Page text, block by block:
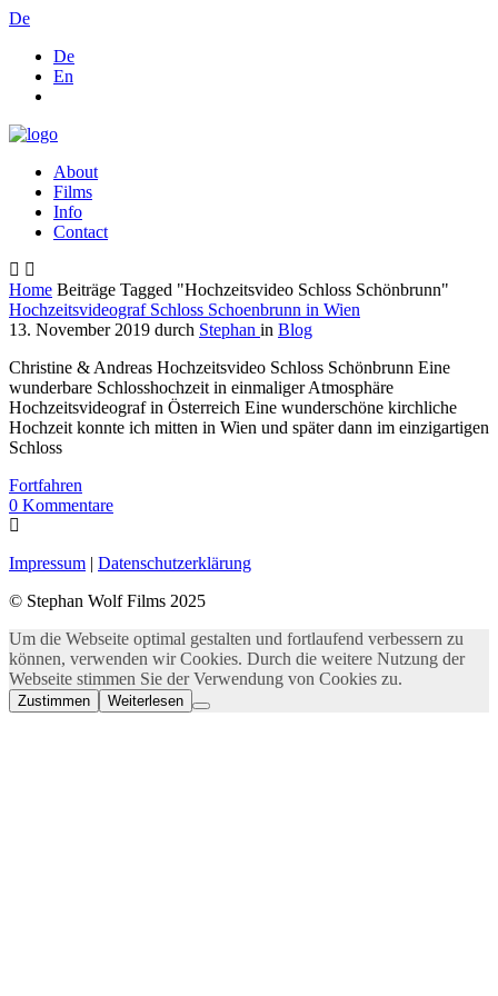
De
De
En
About
Films
Info
Contact
Home Beiträge Tagged "Hochzeitsvideo Schloss Schönbrunn"
Hochzeitsvideograf Schloss Schoenbrunn in Wien
13. November 2019 durch Stephan in Blog
Christine & Andreas Hochzeitsvideo Schloss Schönbrunn Eine
wunderbare Schlosshochzeit in einmaliger Atmosphäre
Hochzeitsvideograf in Österreich Eine wunderschöne kirchliche
Hochzeit konnte ich mitten in Wien und später dann im einzigartigen
Schloss
Fortfahren
0 Kommentare
Impressum | Datenschutzerklärung
© Stephan Wolf Films 2025
Um die Webseite optimal gestalten und fortlaufend verbessern zu
können, verwenden wir Cookies. Durch die weitere Nutzung der
Webseite stimmen Sie der Verwendung von Cookies zu.
Zustimmen Weiterlesen